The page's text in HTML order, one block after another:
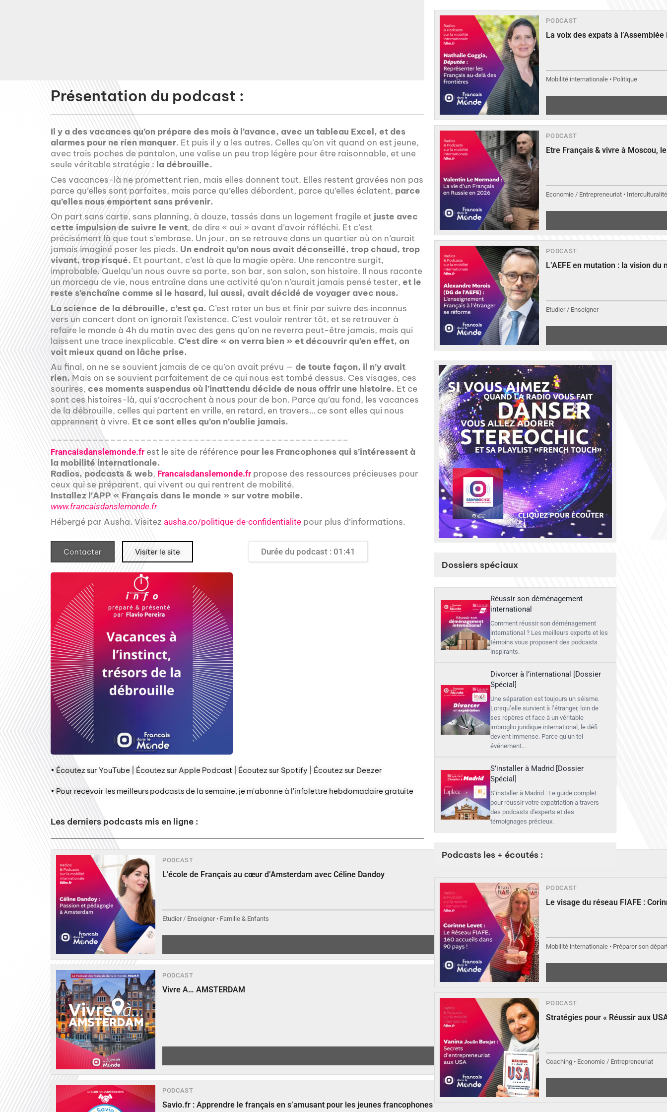
Présentation du podcast :
Il y a des vacances qu’on prépare des mois à l’avance, avec un tableau Excel, et des
alarmes pour ne rien manquer. Et puis il y a les autres. Celles qu’on vit quand on est jeune,
avec trois poches de pantalon, une valise un peu trop légère pour être raisonnable, et une
seule véritable stratégie : la débrouille.
Ces vacances-là ne promettent rien, mais elles donnent tout. Elles restent gravées non pas
parce qu’elles sont parfaites, mais parce qu’elles débordent, parce qu’elles éclatent, parce
qu’elles nous emportent sans prévenir.
On part sans carte, sans planning, à douze, tassés dans un logement fragile et juste avec
cette impulsion de suivre le vent, de dire « oui » avant d’avoir réfléchi. Et c’est
précisément là que tout s’embrase. Un jour, on se retrouve dans un quartier où on n’aurait
jamais imaginé poser les pieds. Un endroit qu’on nous avait déconseillé, trop chaud, trop
vivant, trop risqué. Et pourtant, c’est là que la magie opère. Une rencontre surgit,
improbable. Quelqu’un nous ouvre sa porte, son bar, son salon, son histoire. Il nous raconte
un morceau de vie, nous entraîne dans une activité qu’on n’aurait jamais pensé tester, et le
reste s’enchaîne comme si le hasard, lui aussi, avait décidé de voyager avec nous.
La science de la débrouille, c’est ça. C’est rater un bus et finir par suivre des inconnus
vers un concert dont on ignorait l’existence. C’est vouloir rentrer tôt, et se retrouver à
refaire le monde à 4h du matin avec des gens qu’on ne reverra peut-être jamais, mais qui
laissent une trace inexplicable. C’est dire « on verra bien » et découvrir qu’en effet, on
voit mieux quand on lâche prise.
Au final, on ne se souvient jamais de ce qu’on avait prévu — de toute façon, il n’y avait
rien. Mais on se souvient parfaitement de ce qui nous est tombé dessus. Ces visages, ces
sourires, ces moments suspendus où l’inattendu décide de nous offrir une histoire. Et ce
sont ces histoires-là, qui s’accrochent à nous pour de bon. Parce qu’au fond, les vacances
de la débrouille, celles qui partent en vrille, en retard, en travers… ce sont elles qui nous
apprennent à vivre. Et ce sont elles qu’on n’oublie jamais.
__________________________________________________
Francaisdanslemonde.fr est le site de référence pour les Francophones qui s’intéressent à
la mobilité internationale.
Radios, podcasts & web, Francaisdanslemonde.fr propose des ressources précieuses pour
ceux qui se préparent, qui vivent ou qui rentrent de mobilité.
Installez l’APP « Français dans le monde » sur votre mobile.
www.francaisdanslemonde.fr
Hébergé par Ausha. Visitez ausha.co/politique-de-confidentialite pour plus d’informations.
Contacter Visiter le site Durée du podcast : 01:41
• Écoutez sur YouTube | Écoutez sur Apple Podcast | Écoutez sur Spotify | Écoutez sur Deezer
• Pour recevoir les meilleurs podcasts de la semaine, je m'abonne à l'infolettre hebdomadaire gratuite
Les derniers podcasts mis en ligne :
PODCAST
L’école de Français au cœur d’Amsterdam avec Céline Dandoy
Etudier / Enseigner • Famille & Enfants
▶︎ Écouter
PODCAST
Vivre A… AMSTERDAM
▶︎ Écouter
PODCAST
Savio.fr : Apprendre le français en s’amusant pour les jeunes francophones
PODCAST
La voix des expats à
Mobilité internationale • Politique
PODCAST
Etre Français & vivre à Moscou,
Economie / Entrepreneuriat •
PODCAST
L’AEFE en mutation : la vision
Etudier / Enseigner
Dossiers spéciaux
Réussir son déménagement
international
Comment réussir son déménagement
international ? Les meilleurs experts et les
témoins vous proposent des podcasts
inspirants.
Divorcer à l’international [Dossier
Spécial]
Une séparation est toujours un séisme.
Lorsqu’elle survient à l’étranger, loin de
ses repères et face à un véritable
imbroglio juridique international, le défi
devient immense. Parce qu’un tel
événement…
S’installer à Madrid [Dossier
Spécial]
S’installer à Madrid : Le guide complet
pour réussir votre expatriation a travers
des podcasts d'experts et des
témoignages précieux.
Podcasts les + écoutés :
PODCAST
Le visage du réseau FIAFE :
Mobilité internationale • Préparer son
PODCAST
Stratégies pour « Réussir aux
Coaching • Economie / Entrepreneuriat